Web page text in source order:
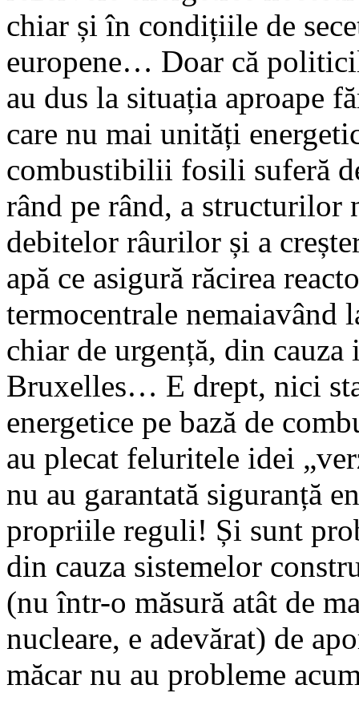
chiar și în condițiile de
europene… Doar că
au dus la situația aproape
care nu mai unități
combustibilii fosili suferă
rând pe rând, a structurilor
debitelor râurilor și a
apă ce asigură răcirea
termocentrale nemaiavând
chiar de urgență, din
Bruxelles… E drept, nici
energetice pe bază de
au plecat feluritele idei
nu au garantată siguranță
propriile reguli! Și sunt
din cauza sistemelor
(nu într-o măsură atât de
nucleare, e adevărat) de
măcar nu au probleme